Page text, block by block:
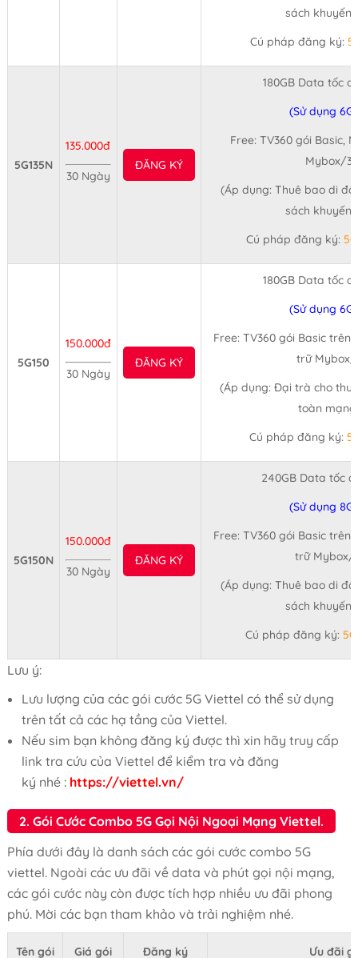
sách khuyến
Cú pháp đăng ký:
5G135N
135.000đ
30 Ngày
ĐĂNG KÝ
180GB Data tốc
(Sử dụng
Free: TV360 gói Basic,
Mybox/
(Áp dụng: Thuê bao di
sách khuyến
Cú pháp đăng ký:
5G150
150.000đ
30 Ngày
ĐĂNG KÝ
180GB Data tốc
(Sử dụng
Free: TV360 gói Basic trên
trữ Mybox/
(Áp dụng: Đại trà cho
toàn
Cú pháp đăng ký:
5G150N
150.000đ
30 Ngày
ĐĂNG KÝ
240GB Data tốc
(Sử dụng
Free: TV360 gói Basic trên
trữ Mybox/
(Áp dụng: Thuê bao di
sách khuyến
Cú pháp đăng ký:
Lưu ý:
Lưu lượng của các gói cước 5G Viettel có thể sử dụng
trên tất cả các hạ tầng của Viettel.
Nếu sim bạn không đăng ký được thì xin hãy truy cấp
link tra cứu của Viettel để kiểm tra và đăng
ký nhé: https://viettel.vn/
2. Gói Cước Combo 5G Gọi Nội Ngoại Mạng Viettel.
Phía dưới đây là danh sách các gói cước combo 5G
viettel. Ngoài các ưu đãi về data và phút gọi nội mạng,
các gói cước này còn được tích hợp nhiều ưu đãi phong
phú. Mời các bạn tham khảo và trải nghiệm nhé.
Tên gói Giá gói Đăng ký Ưu đãi